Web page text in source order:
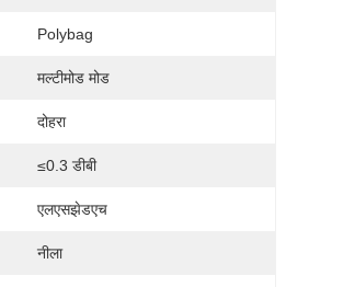
Polybag
मल्टीमोड मोड
दोहरा
≤0.3 डीबी
एलएसझेडएच
नीला